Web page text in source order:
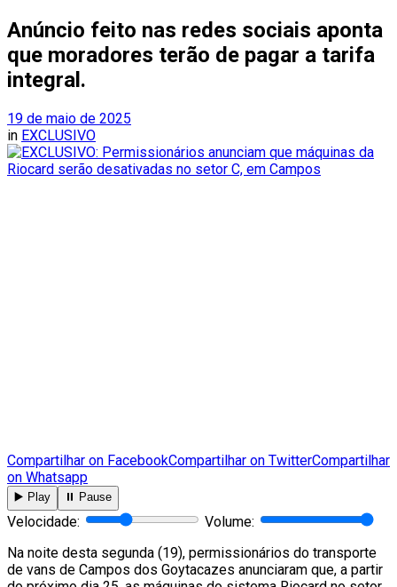
Anúncio feito nas redes sociais aponta
que moradores terão de pagar a tarifa
integral.
19 de maio de 2025
in EXCLUSIVO
Compartilhar on FacebookCompartilhar on TwitterCompartilhar
on Whatsapp
▶️ Play ⏸️ Pause
Velocidade:
Volume:
Na noite desta segunda (19), permissionários do transporte
de vans de Campos dos Goytacazes anunciaram que, a partir